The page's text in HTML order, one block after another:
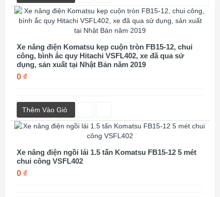
Xe nâng điện Komatsu kẹp cuộn tròn FB15-12, chui
công, bình ắc quy Hitachi VSFL402, xe đã qua sử
dụng, sản xuất tại Nhật Bản năm 2019
0 ₫
Thêm Vào Giỏ
Xe nâng điện ngồi lái 1.5 tấn Komatsu FB15-12 5 mét
chui công VSFL402
0 ₫